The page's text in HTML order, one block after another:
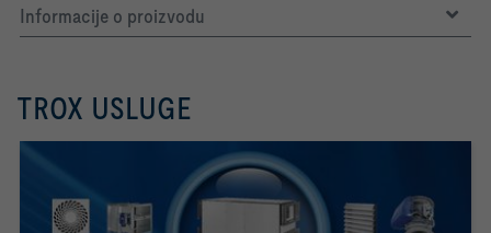
Informacije o proizvodu
TROX USLUGE